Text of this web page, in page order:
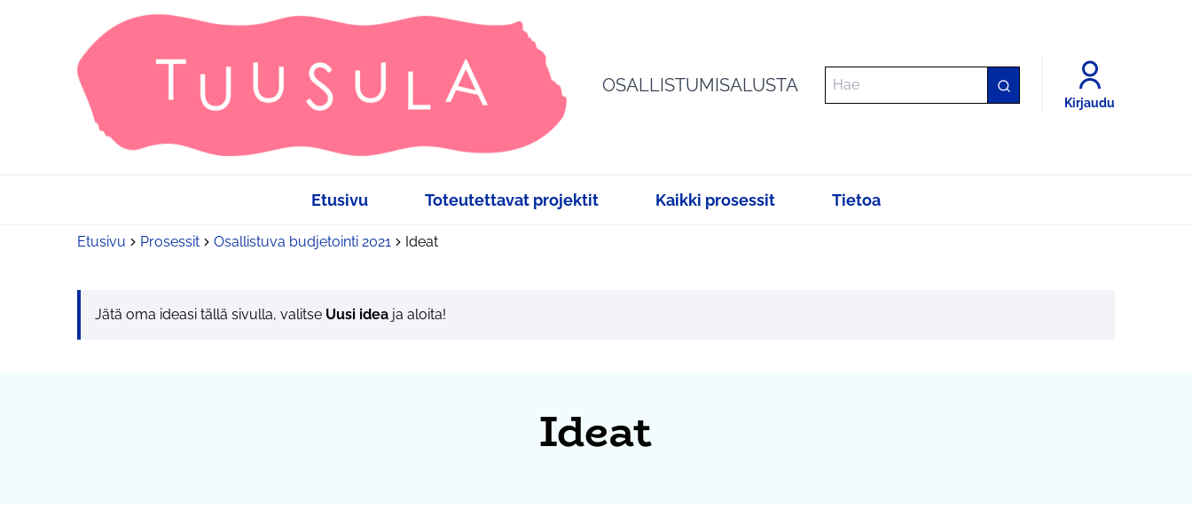
OSALLISTUMISALUSTA
Kirjaudu
Etusivu Toteutettavat projektit Kaikki prosessit Tietoa
Etusivu Prosessit Osallistuva budjetointi 2021 Ideat
Jätä oma ideasi tällä sivulla, valitse Uusi idea ja aloita!
Ideat